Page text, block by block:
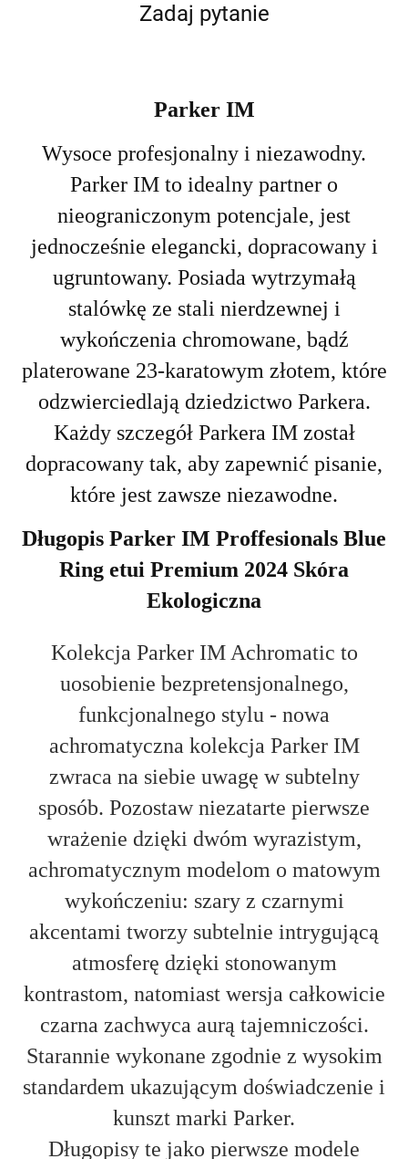
Zadaj pytanie
Parker IM
Wysoce profesjonalny i niezawodny.
Parker IM to idealny partner o
nieograniczonym potencjale, jest
jednocześnie elegancki, dopracowany i
ugruntowany. Posiada wytrzymałą
stalówkę ze stali nierdzewnej i
wykończenia chromowane, bądź
platerowane 23-karatowym złotem, które
odzwierciedlają dziedzictwo Parkera.
Każdy szczegół Parkera IM został
dopracowany tak, aby zapewnić pisanie,
które jest zawsze niezawodne.
Długopis Parker IM Proffesionals Blue
Ring etui Premium 2024 Skóra
Ekologiczna
Kolekcja Parker IM Achromatic to
uosobienie bezpretensjonalnego,
funkcjonalnego stylu - nowa
achromatyczna kolekcja Parker IM
zwraca na siebie uwagę w subtelny
sposób. Pozostaw niezatarte pierwsze
wrażenie dzięki dwóm wyrazistym,
achromatycznym modelom o matowym
wykończeniu: szary z czarnymi
akcentami tworzy subtelnie intrygującą
atmosferę dzięki stonowanym
kontrastom, natomiast wersja całkowicie
czarna zachwyca aurą tajemniczości.
Starannie wykonane zgodnie z wysokim
standardem ukazującym doświadczenie i
kunszt marki Parker.
Długopisy te jako pierwsze modele